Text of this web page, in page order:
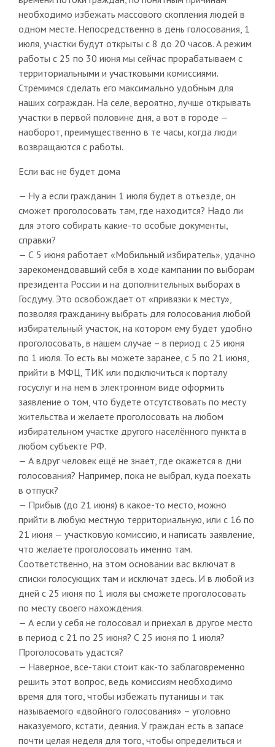
необходимо избежать массового скопления людей в
одном месте. Непосредственно в день голосования, 1
июля, участки будут открыты с 8 до 20 часов. А режим
работы с 25 по 30 июня мы сейчас прорабатываем с
территориальными и участковыми комиссиями.
Стремимся сделать его максимально удобным для
наших сограждан. На селе, вероятно, лучше открывать
участки в первой половине дня, а вот в городе —
наоборот, преимущественно в те часы, когда люди
возвращаются с работы.
Если вас не будет дома
— Ну а если гражданин 1 июля будет в отъезде, он
сможет проголосовать там, где находится? Надо ли
для этого собирать какие-то особые документы,
справки?
— С 5 июня работает «Мобильный избиратель», удачно
зарекомендовавший себя в ходе кампании по выборам
президента России и на дополнительных выборах в
Госдуму. Это освобождает от «привязки к месту»,
позволяя гражданину выбрать для голосования любой
избирательный участок, на котором ему будет удобно
проголосовать, в нашем случае – в период с 25 июня
по 1 июля. То есть вы можете заранее, с 5 по 21 июня,
прийти в МФЦ, ТИК или подключиться к порталу
госуслуг и на нем в электронном виде оформить
заявление о том, что будете отсутствовать по месту
жительства и желаете проголосовать на любом
избирательном участке другого населённого пункта в
любом субъекте РФ.
— А вдруг человек ещё не знает, где окажется в дни
голосования? Например, пока не выбрал, куда поехать
в отпуск?
— Прибыв (до 21 июня) в какое-то место, можно
прийти в любую местную территориальную, или с 16 по
21 июня — участковую комиссию, и написать заявление,
что желаете проголосовать именно там.
Соответственно, на этом основании вас включат в
списки голосующих там и исключат здесь. И в любой из
дней с 25 июня по 1 июля вы сможете проголосовать
по месту своего нахождения.
— А если у себя не голосовал и приехал в другое место
в период с 21 по 25 июня? С 25 июня по 1 июля?
Проголосовать удастся?
— Наверное, все-таки стоит как-то заблаговременно
решить этот вопрос, ведь комиссиям необходимо
время для того, чтобы избежать путаницы и так
называемого «двойного голосования» – уголовно
наказуемого, кстати, деяния. У граждан есть в запасе
почти целая неделя для того, чтобы определиться и